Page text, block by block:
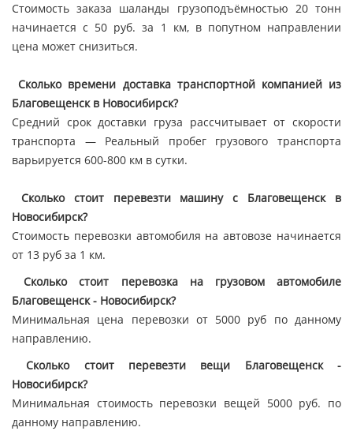
Стоимость заказа шаланды грузоподъёмностью 20 тонн
начинается с 50 руб. за 1 км, в попутном направлении
цена может снизиться.
Сколько времени доставка транспортной компанией из
Благовещенск в Новосибирск?
Средний срок доставки груза рассчитывает от скорости
транспорта — Реальный пробег грузового транспорта
варьируется 600-800 км в сутки.
Сколько стоит перевезти машину с Благовещенск в
Новосибирск?
Стоимость перевозки автомобиля на автовозе начинается
от 13 руб за 1 км.
Сколько стоит перевозка на грузовом автомобиле
Благовещенск - Новосибирск?
Минимальная цена перевозки от 5000 руб по данному
направлению.
Сколько стоит перевезти вещи Благовещенск -
Новосибирск?
Минимальная стоимость перевозки вещей 5000 руб. по
данному направлению.